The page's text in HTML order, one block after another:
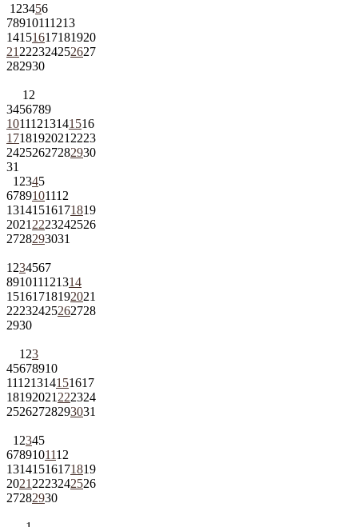
1 23456
78910111213
14151617181920
21 222324252627
282930
1 2
3456789
10111213141516
1718192021 2223
24252627282930
31
1 2345
6789101112
13141516171819
2021 2223242526
2728293031
1 234567
891011121314
15161718192021
22232425262728
2930
1 23
45678910
11121314151617
18192021 222324
25262728293031
1 2345
6789101112
13141516171819
2021 2223242526
27282930